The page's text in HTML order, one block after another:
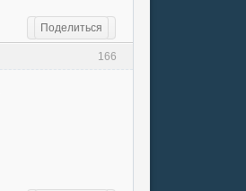
Поделиться
166